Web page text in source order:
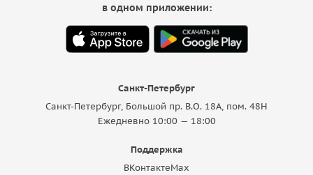
Санкт-Петербург
Санкт-Петербург, Большой пр. В.О. 18A, пом. 48Н
Ежедневно 10:00 — 18:00
Поддержка
ВКонтактеMax
в одном приложении: